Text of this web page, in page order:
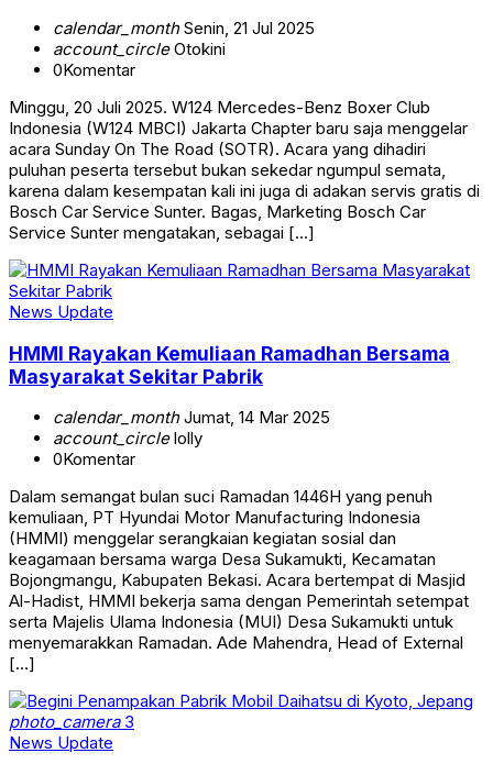
calendar_monthSenin, 21 Jul 2025
account_circleOtokini
0Komentar
Minggu, 20 Juli 2025. W124 Mercedes-Benz Boxer Club
Indonesia (W124 MBCI) Jakarta Chapter baru saja menggelar
acara Sunday On The Road (SOTR). Acara yang dihadiri
puluhan peserta tersebut bukan sekedar ngumpul semata,
karena dalam kesempatan kali ini juga di adakan servis gratis di
Bosch Car Service Sunter. Bagas, Marketing Bosch Car
Service Sunter mengatakan, sebagai […]
News Update
HMMI Rayakan Kemuliaan Ramadhan Bersama
Masyarakat Sekitar Pabrik
calendar_monthJumat, 14 Mar 2025
account_circlelolly
0Komentar
Dalam semangat bulan suci Ramadan 1446H yang penuh
kemuliaan, PT Hyundai Motor Manufacturing Indonesia
(HMMI) menggelar serangkaian kegiatan sosial dan
keagamaan bersama warga Desa Sukamukti, Kecamatan
Bojongmangu, Kabupaten Bekasi. Acara bertempat di Masjid
Al-Hadist, HMMI bekerja sama dengan Pemerintah setempat
serta Majelis Ulama Indonesia (MUI) Desa Sukamukti untuk
menyemarakkan Ramadan. Ade Mahendra, Head of External
[…]
photo_camera3
News Update